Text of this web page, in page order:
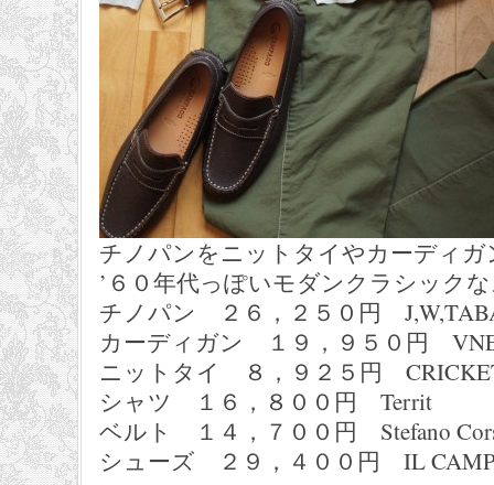
チノパンをニットタイやカーディ
’６０年代っぽいモダンクラシック
チノパン ２６，２５０円
カーディガン １９，９５０円
ニットタイ ８，９２５円
シャツ １６，８００円 Territ
ベルト １４，７００円 Stefano
シューズ ２９，４００円 IL